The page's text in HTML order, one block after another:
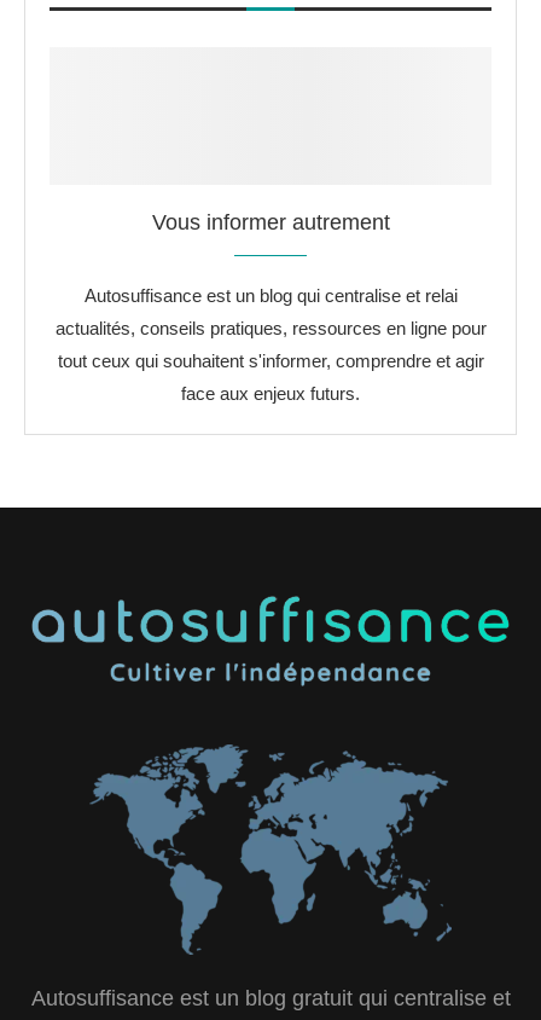
Vous informer autrement
Autosuffisance est un blog qui centralise et relai
actualités, conseils pratiques, ressources en ligne pour
tout ceux qui souhaitent s'informer, comprendre et agir
face aux enjeux futurs.
Autosuffisance est un blog gratuit qui centralise et